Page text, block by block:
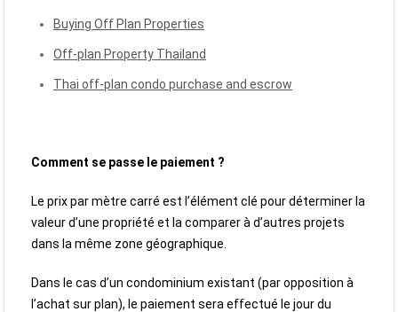
Buying Off Plan Properties
Off-plan Property Thailand
Thai off-plan condo purchase and escrow
Comment se passe le paiement ?
Le prix par mètre carré est l’élément clé pour déterminer la
valeur d’une propriété et la comparer à d’autres projets
dans la même zone géographique.
Dans le cas d’un condominium existant (par opposition à
l’achat sur plan), le paiement sera effectué le jour du